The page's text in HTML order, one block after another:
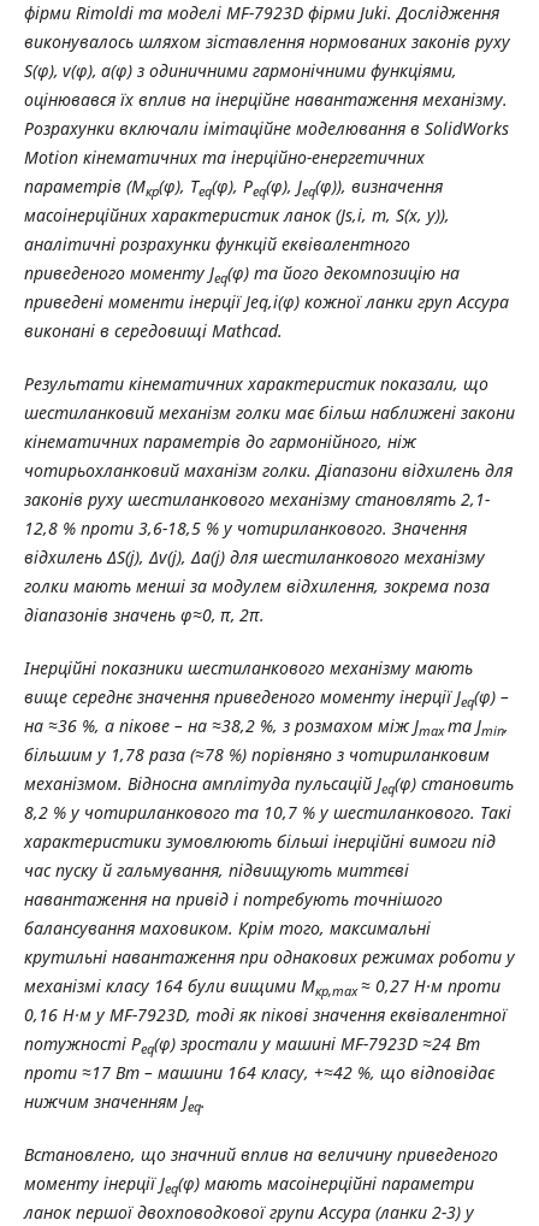
фірми Rimoldi та моделі MF-7923D фірми Juki. Дослідження
виконувалось шляхом зіставлення нормованих законів руху
S(φ), v(φ), a(φ) з одиничними гармонічними функціями,
оцінювався їх вплив на інерційне навантаження механізму.
Розрахунки включали імітаційне моделювання в SolidWorks
Motion кінематичних та інерційно-енергетичних
параметрів (Мкр(φ), Teq(φ), Peq(φ), Jeq(φ)), визначення
масоінерційних характеристик ланок (Js,i, m, S(x, y)),
аналітичні розрахунки функцій еквівалентного
приведеного моменту Jeq(φ) та його декомпозицію на
приведені моменти інерції Jeq,і(φ) кожної ланки груп Ассура
виконані в середовищі Mathcad.
Результати кінематичних характеристик показали, що
шестиланковий механізм голки має більш наближені закони
кінематичних параметрів до гармонійного, ніж
чотирьохланковий маханізм голки. Діапазони відхилень для
законів руху шестиланкового механізму становлять 2,1-
12,8 % проти 3,6-18,5 % у чотириланкового. Значення
відхилень ΔS(j), Δv(j), Δa(j) для шестиланкового механізму
голки мають менші за модулем відхилення, зокрема поза
діапазонів значень φ≈0, π, 2π.
Інерційні показники шестиланкового механізму мають
вище середнє значення приведеного моменту інерції Jeq(φ) –
на ≈36 %, а пікове – на ≈38,2 %, з розмахом між Jmaxта Jmin,
більшим у 1,78 раза (≈78 %) порівняно з чотириланковим
механізмом. Відносна амплітуда пульсацій Jeq(φ) становить
8,2 % у чотириланкового та 10,7 % у шестиланкового. Такі
характеристики зумовлюють більші інерційні вимоги під
час пуску й гальмування, підвищують миттєві
навантаження на привід і потребують точнішого
балансування маховиком. Крім того, максимальні
крутильні навантаження при однакових режимах роботи у
механізмі класу 164 були вищими Mкр,max≈ 0,27 Н·м проти
0,16 Н·м у MF-7923D, тоді як пікові значення еквівалентної
потужності Peq(φ) зростали у машині MF-7923D ≈24 Вт
проти ≈17 Вт – машини 164 класу, +≈42 %, що відповідає
нижчим значенням Jeq.
Встановлено, що значний вплив на величину приведеного
моменту інерції Jeq(φ) мають масоінерційні параметри
ланок першої двохповодкової групи Ассура (ланки 2-3) у